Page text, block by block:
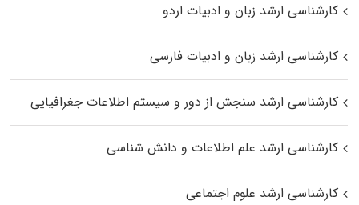
کارشناسی ارشد زبان و ادبیات اردو
کارشناسی ارشد زبان و ادبیات فارسی
کارشناسی ارشد سنجش از دور و سیستم اطلاعات جغرافیایی
کارشناسی ارشد علم اطلاعات و دانش شناسی
کارشناسی ارشد علوم اجتماعی